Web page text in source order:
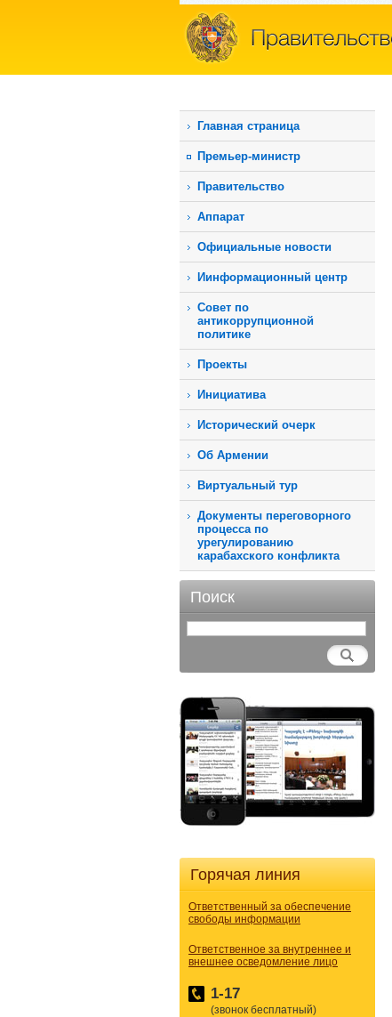
Главная страница
Премьер-министр
Правительство
Аппарат
Официальные новости
Иинформационный центр
Совет по
антикоррупционной
политике
Проекты
Инициатива
Исторический очерк
Об Армении
Виртуальный тур
Документы переговорного
процесса по
урегулированию
карабахского конфликта
Поиск
Горячая линия
Ответственный за обеспечение
свободы информации
Ответственное за внутреннее и
внешнее осведомление лицо
1-17
(звонок бесплатный)